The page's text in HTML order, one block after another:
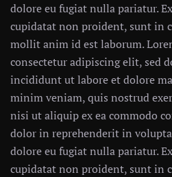
dolore eu fugiat nulla pariatur.
cupidatat non proident, sunt in
mollit anim id est laborum.
consectetur adipiscing elit, sed
incididunt ut labore et dolore
minim veniam, quis nostrud
nisi ut aliquip ex ea commodo
dolor in reprehenderit in
dolore eu fugiat nulla pariatur.
cupidatat non proident, sunt in